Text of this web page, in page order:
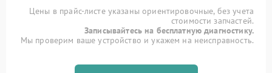
Цены в прайс-листе указаны ориентировочные, без учета
стоимости запчастей.
Записывайтесь на бесплатную диагностику.
Мы проверим ваше устройство и укажем на неисправность.